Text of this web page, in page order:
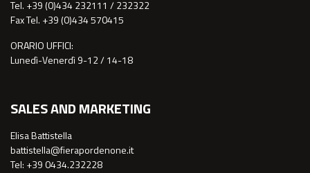
Tel. +39 (0)434 232111 / 232322
Fax Tel. +39 (0)434 570415
ORARIO UFFICI:
Lunedì-Venerdì 9-12 / 14-18
SALES AND MARKETING
Elisa Battistella
battistella@fierapordenone.it
Tel: +39 0434.232228